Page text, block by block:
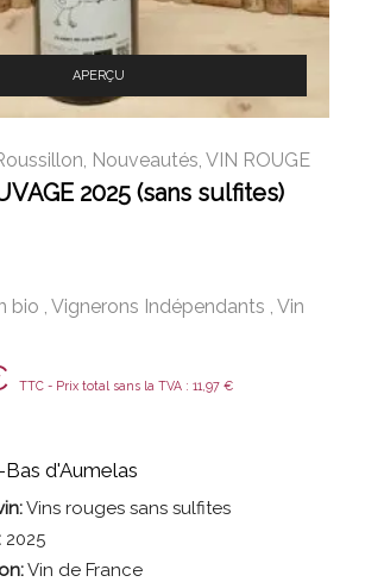
APERÇU
, Nouveautés, VIN ROUGE
2025 (sans sulfites)
bio , Vignerons Indépendants , Vin
TTC - Prix total sans la TVA : 11,97 €
d'Aumelas
Vins rouges sans sulfites
2025
Vin de France